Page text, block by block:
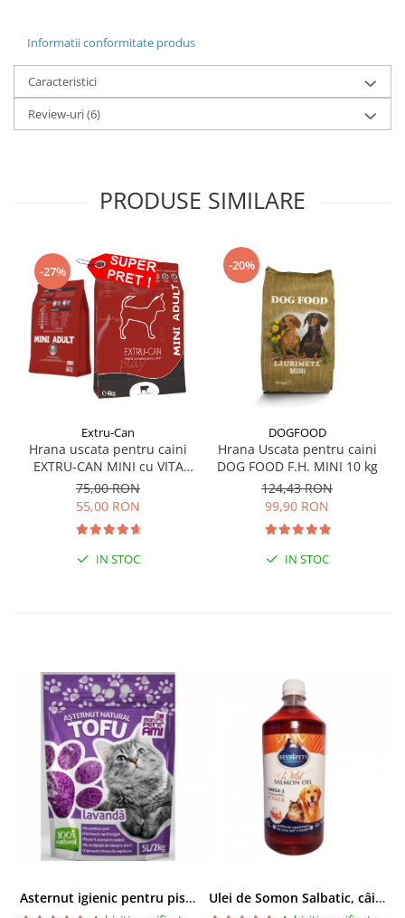
Informatii conformitate produs
Caracteristici
Review-uri(6)
PRODUSE SIMILARE
-27%
Extru-Can
Hrana uscata pentru caini
EXTRU-CAN MINI cu VITA
sac 4kg
75,00 RON
55,00 RON
IN STOC
-20%
DOGFOOD
Hrana Uscata pentru caini
DOG FOOD F.H. MINI 10 kg
124,43 RON
99,90 RON
IN STOC
Asternut igienic pentru pisici Tofu Lavanda, Mon Petit 5 l Ulei de Somon Salbatic, câini și pisici, piele si blană, BEST4PETS, 1l